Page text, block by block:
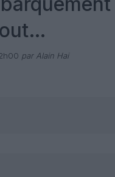
Pax
par Alain Hai